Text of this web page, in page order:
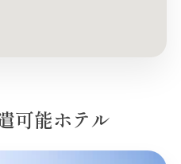
可能ホテル